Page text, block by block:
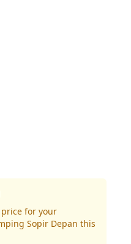
for your
Sopir Depan this